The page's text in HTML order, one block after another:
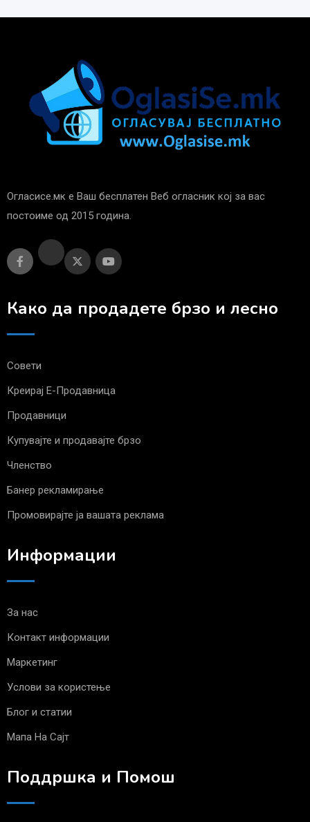
Огласисе.мк е Ваш бесплатен Веб огласник кој за вас
постоиме од 2015 година.
Како да продадете брзо и лесно
Совети
Креирај Е-Продавница
Продавници
Купувајте и продавајте брзо
Членство
Банер рекламирање
Промовирајте ја вашата реклама
Информации
За нас
Контакт информации
Маркетинг
Услови за користење
Блог и статии
Мапа На Сајт
Поддршка и Помош